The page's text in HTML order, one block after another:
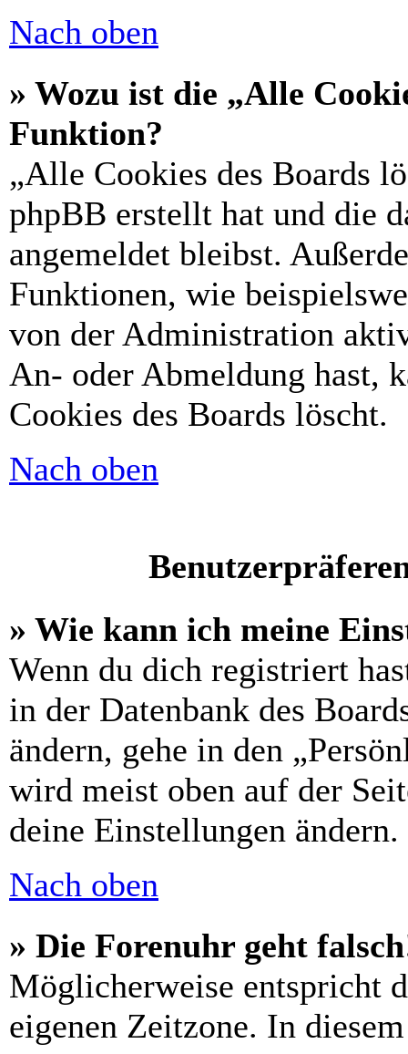
Nach oben
» Wozu ist die „Alle
Funktion?
„Alle Cookies des Boards
phpBB erstellt hat und die
angemeldet bleibst.
Funktionen, wie
von der Administration
An- oder Abmeldung hast,
Cookies des Boards löscht.
Nach oben
» Wie kann ich meine
Wenn du dich registriert
in der Datenbank des
ändern, gehe in den
wird meist oben auf der
deine Einstellungen ändern.
Nach oben
» Die Forenuhr geht
Möglicherweise entspricht
eigenen Zeitzone. In